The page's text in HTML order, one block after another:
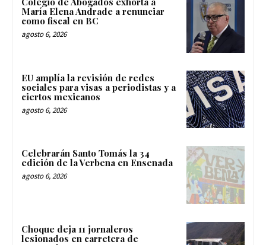
María Elena Andrade a renunciar
como fiscal en BC
agosto 6, 2026
EU amplía la revisión de redes
sociales para visas a periodistas y a
ciertos mexicanos
agosto 6, 2026
Celebrarán Santo Tomás la 34
edición de la Verbena en Ensenada
agosto 6, 2026
Choque deja 11 jornaleros
lesionados en carretera de